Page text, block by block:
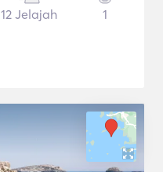
12 Jelajah 1